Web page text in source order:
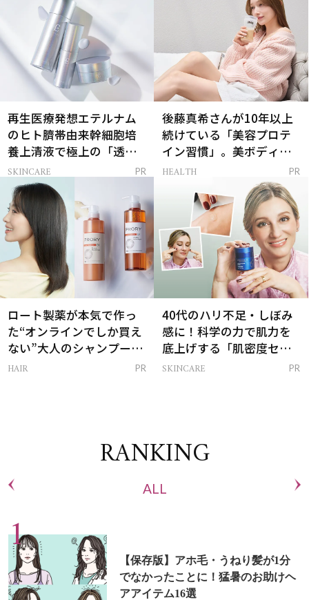
再生医療発想エテルナム
のヒト臍帯由来幹細胞培
養上清液で極上の「透明
感ハリ肌」へ
SKINCARE PR
後藤真希さんが10年以上
続けている「美容プロテ
イン習慣」。美ボディを
支える朝ルーティンと
HEALTH PR
ロート製薬が本気で作っ
た“オンラインでしか買え
ない”大人のシャンプー＆
トリートメントって？
HAIR PR
40代のハリ不足・しぼみ
感に！科学の力で肌力を
底上げする「肌密度セラ
ム」
SKINCARE PR
RANKING
ALL
【保存版】アホ毛・うねり髪が1分
でなかったことに！猛暑のお助けヘ
アアイテム16選